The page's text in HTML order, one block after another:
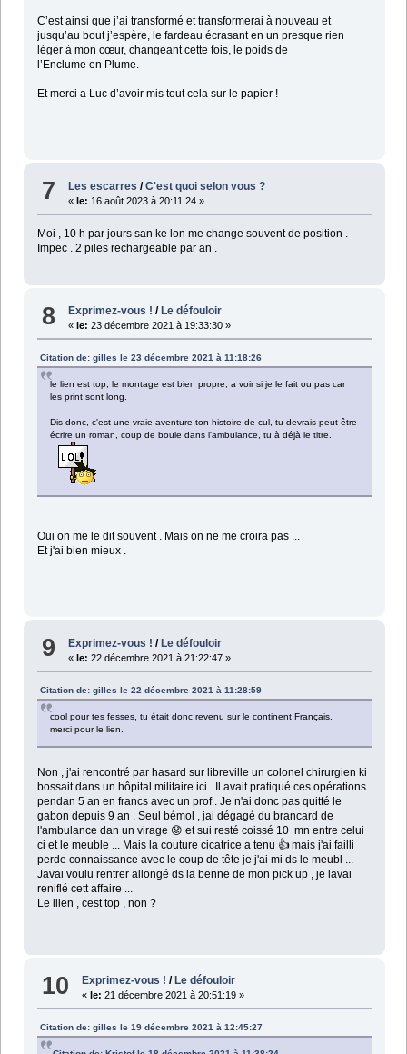
C’est ainsi que j’ai transformé et transformerai à nouveau et
jusqu’au bout j’espère, le fardeau écrasant en un presque rien
léger à mon cœur, changeant cette fois, le poids de
l’Enclume en Plume.
Et merci a Luc d’avoir mis tout cela sur le papier !
7 Les escarres /C'est quoi selon vous ?
«le: 16 août 2023 à 20:11:24 »
Moi , 10 h par jours san ke lon me change souvent de position .
Impec . 2 piles rechargeable par an .
8 Exprimez-vous ! / Le défouloir
«le: 23 décembre 2021 à 19:33:30 »
Citation de: gilles le 23 décembre 2021 à 11:18:26
le lien est top, le montage est bien propre, a voir si je le fait ou pas car
les print sont long.
Dis donc, c'est une vraie aventure ton histoire de cul, tu devrais peut être
écrire un roman, coup de boule dans l'ambulance, tu à déjà le titre.
Oui on me le dit souvent . Mais on ne me croira pas ...
Et j'ai bien mieux .
9 Exprimez-vous ! /Le défouloir
«le: 22 décembre 2021 à 21:22:47 »
Citation de: gilles le 22 décembre 2021 à 11:28:59
cool pour tes fesses, tu était donc revenu sur le continent Français.
merci pour le lien.
Non , j'ai rencontré par hasard sur libreville un colonel chirurgien ki
bossait dans un hôpital militaire ici . Il avait pratiqué ces opérations
pendan 5 an en francs avec un prof . Je n'ai donc pas quitté le
gabon depuis 9 an . Seul bémol , jai dégagé du brancard de
l'ambulance dan un virage 😟 et sui resté coissé 10 mn entre celui
ci et le meuble ... Mais la couture cicatrice a tenu 👍 mais j'ai failli
perde connaissance avec le coup de tête je j'ai mi ds le meubl ...
Javai voulu rentrer allongé ds la benne de mon pick up , je lavai
reniflé cett affaire ...
Le llien , cest top , non ?
10 Exprimez-vous ! / Le défouloir
«le: 21 décembre 2021 à 20:51:19 »
Citation de: gilles le 19 décembre 2021 à 12:45:27